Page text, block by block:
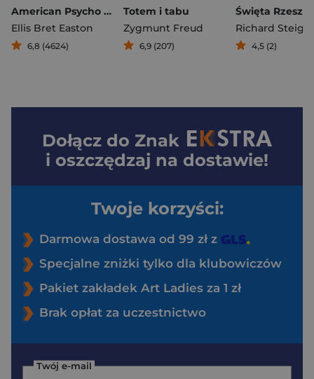
American Psycho wyd. 6
Ellis Bret Easton
6,8 (4624)
Totem i tabu
Zygmunt Freud
6,9 (207) 4,5 (2)
Dołącz do Znak
i oszczędzaj na dostawie!
Twoje korzyści:
Darmowa dostawa od 99 zł z
Specjalne zniżki tylko dla klubowiczów
Pakiet zakładek Art Ladies za 1 zł
Brak opłat za uczestnictwo
Twój e-mail